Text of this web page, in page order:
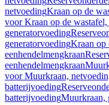
netvoedingKraan op de
voor Kraan op de
generatorvoeding
generatorvoedingKraan op
eenhendelmengkraan
eenhendelmengkraan
voor Muurkraan,
batterijvoeding
batterijvoedingMuurkraan,